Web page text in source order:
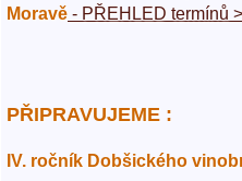
Moravě - PŘEHLED termínů
PŘIPRAVUJEME :
IV. ročník Dobšického